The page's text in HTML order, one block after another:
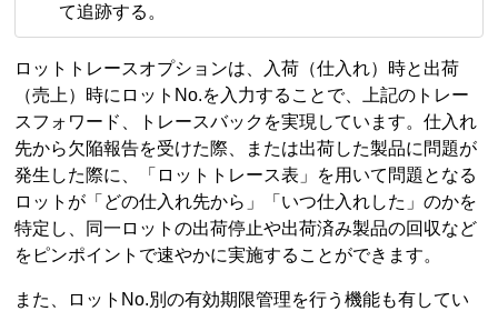
て追跡する。
ロットトレースオプションは、入荷（仕入れ）時と出荷
（売上）時にロットNo.を入力することで、上記のトレー
スフォワード、トレースバックを実現しています。仕入れ
先から欠陥報告を受けた際、または出荷した製品に問題が
発生した際に、「ロットトレース表」を用いて問題となる
ロットが「どの仕入れ先から」「いつ仕入れした」のかを
特定し、同一ロットの出荷停止や出荷済み製品の回収など
をピンポイントで速やかに実施することができます。
また、ロットNo.別の有効期限管理を行う機能も有してい